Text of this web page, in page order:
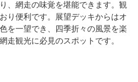
、網走の味覚を堪能できます。観
り便利です。展望デッキからはオ
を一望でき、四季折々の風景を楽
走観光に必見のスポットです。